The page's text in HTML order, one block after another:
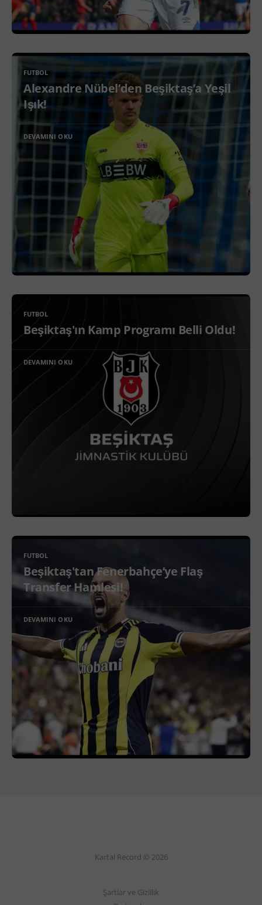
FUTBOL
Alexandre Nübel’den Beşiktaş’a Yeşil
Işık!
DEVAMINI OKU
FUTBOL
Beşiktaş'ın Kamp Programı Belli Oldu!
DEVAMINI OKU
FUTBOL
Beşiktaş'tan Fenerbahçe’ye Flaş
Transfer Hamlesi!
DEVAMINI OKU
Kartal Record © 2026
Şartlar ve Gizlilik